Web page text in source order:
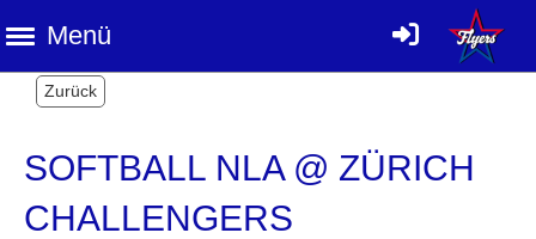
Menü
Zurück
SOFTBALL NLA @ ZÜRICH
CHALLENGERS